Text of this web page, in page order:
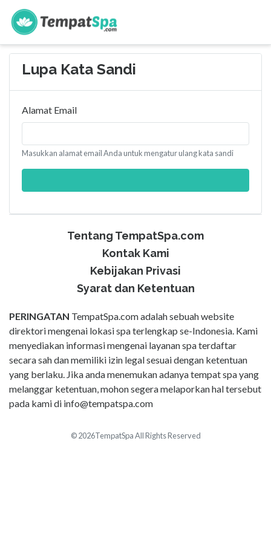
s
Lupa Kata Sandi
Alamat Email
Masukkan alamat email Anda untuk mengatur ulang kata sandi
Tentang TempatSpa.com
Kontak Kami
Kebijakan Privasi
Syarat dan Ketentuan
PERINGATAN TempatSpa.com adalah sebuah website
direktori mengenai lokasi spa terlengkap se-Indonesia. Kami
menyediakan informasi mengenai layanan spa terdaftar
secara sah dan memiliki izin legal sesuai dengan ketentuan
yang berlaku. Jika anda menemukan adanya tempat spa yang
melanggar ketentuan, mohon segera melaporkan hal tersebut
pada kami di info@tempatspa.com
© 2026TempatSpa All Rights Reserved